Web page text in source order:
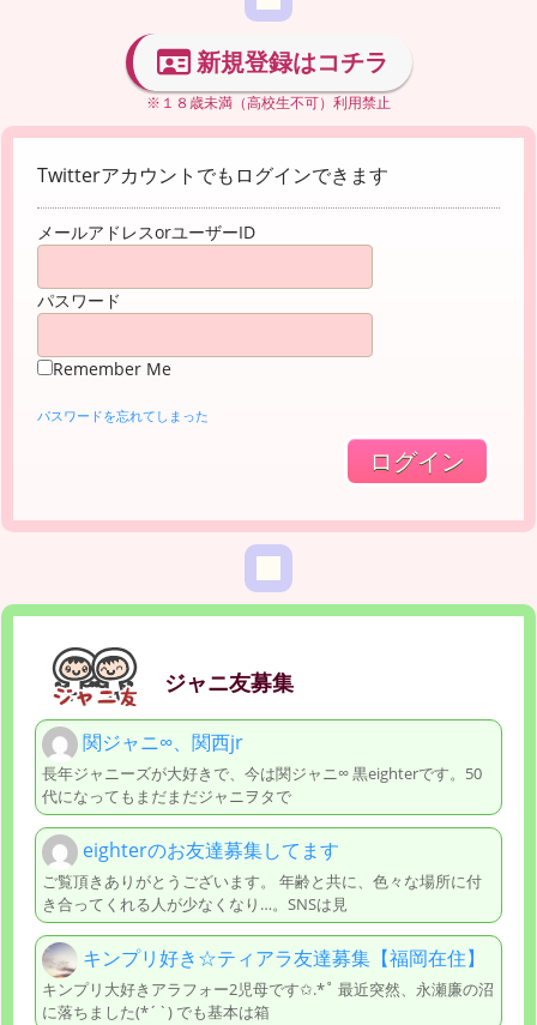
新規登録はコチラ
※１８歳未満（高校生不可）利用禁止
Twitterアカウントでもログインできます
メールアドレスorユーザーID
パスワード
Remember Me
パスワードを忘れてしまった
ジャニ友募集
関ジャニ∞、関西jr
長年ジャニーズが大好きで、今は関ジャニ∞ 黒eighterです。50
代になってもまだまだジャニヲタで
eighterのお友達募集してます
ご覧頂きありがとうございます。 年齢と共に、色々な場所に付
き合ってくれる人が少なくなり…。SNSは見
キンプリ好き☆ティアラ友達募集【福岡在住】
キンプリ大好きアラフォー2児母です✩.*˚ 最近突然、永瀬廉の沼
に落ちました(*´`) でも基本は箱